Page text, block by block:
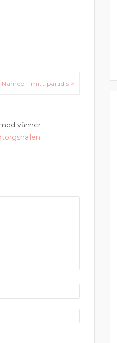
Nämdö – mitt paradis >
vänner
.